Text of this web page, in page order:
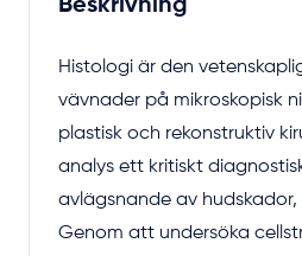
Beskrivning
Histologi är den
vävnader på mikroskopisk
plastisk och rekonstruktiv
analys ett kritiskt
avlägsnande av hudskador,
Genom att undersöka